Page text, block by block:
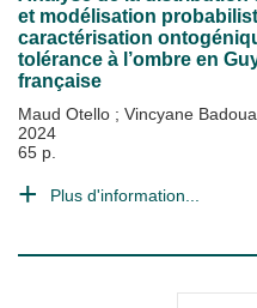
et modélisation
caractérisation
tolérance à l’ombre en
française
Maud Otello ; Vincyane
2024
65 p.
Plus d'information...